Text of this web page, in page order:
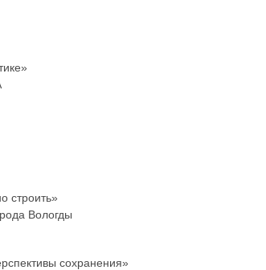
строить»
Вологды
сохранения»